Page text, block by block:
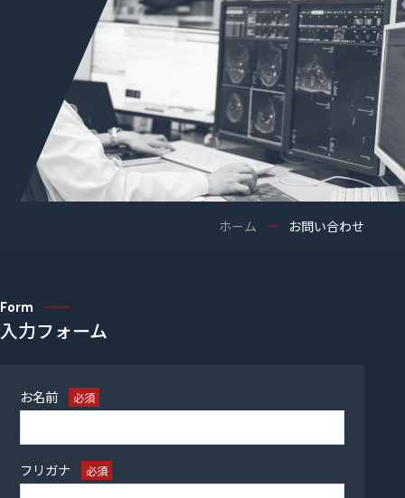
ホーム お問い合わせ
Form
入力フォーム
お名前 必須
フリガナ 必須